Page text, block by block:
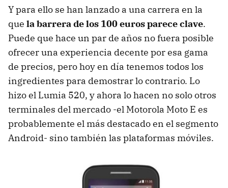
Y para ello se han lanzado a una carrera en la
que la barrera de los 100 euros parece clave.
Puede que hace un par de años no fuera posible
ofrecer una experiencia decente por esa gama
de precios, pero hoy en día tenemos todos los
ingredientes para demostrar lo contrario. Lo
hizo el Lumia 520, y ahora lo hacen no solo otros
terminales del mercado -el Motorola Moto E es
probablemente el más destacado en el segmento
Android- sino también las plataformas móviles.